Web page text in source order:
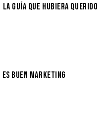
GUÍA QUE HUBIERA QUERIDO
BUEN MARKETING